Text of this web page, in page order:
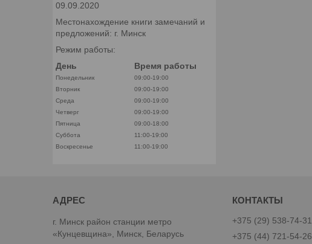
09.09.2020
Местонахождение книги замечаний и
предложений: г. Минск
Режим работы:
День
Время работы
Понедельник
09:00-19:00
Вторник
09:00-19:00
Среда
09:00-19:00
Четверг
09:00-19:00
Пятница
09:00-18:00
Суббота
11:00-19:00
Воскресенье
11:00-19:00
г. Минск район станции метро
«Кунцевщина», Минск, Беларусь
+375 (29) 538-74-31
+375 (44) 721-54-26